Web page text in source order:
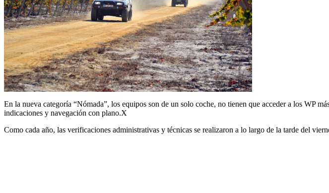
En la nueva categoría “Nómada”, los equipos son de un solo coche, no tienen que acceder a los WP
indicaciones y navegación con plano.X
Como cada año, las verificaciones administrativas y técnicas se realizaron a lo largo de la tarde del